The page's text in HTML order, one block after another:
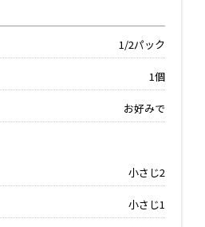
1/2パック
1個
お好みで
小さじ2
小さじ1